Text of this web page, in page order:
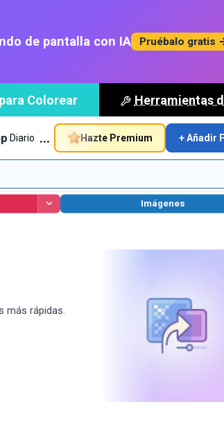
de pantalla con IA Pruébalo gratis
Colorear Herramientas
Diario … Hazte Premium + Añadir
Imágenes
más rápidas.